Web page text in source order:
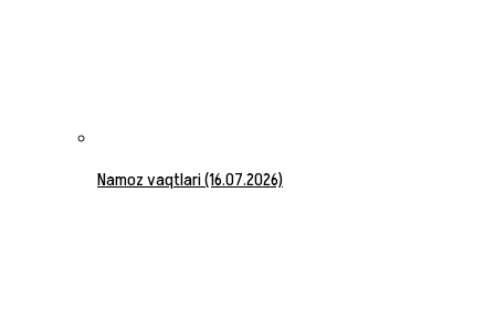
Namoz vaqtlari (16.07.2026)